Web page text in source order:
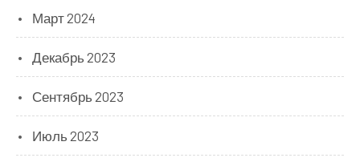
Март 2024
Декабрь 2023
Сентябрь 2023
Июль 2023